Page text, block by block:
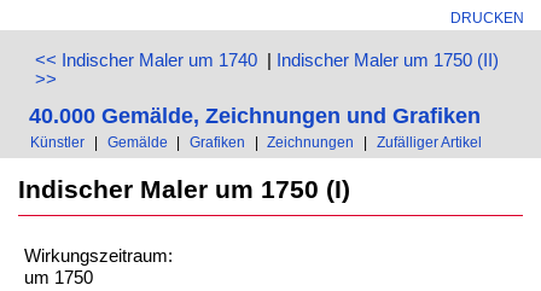
DRUCKEN
<< Indischer Maler um 1740 | Indischer Maler um 1750 (II)
>>
40.000 Gemälde, Zeichnungen und Grafiken
Künstler | Gemälde | Grafiken | Zeichnungen | Zufälliger Artikel
Indischer Maler um 1750 (I)
Wirkungszeitraum:
um 1750